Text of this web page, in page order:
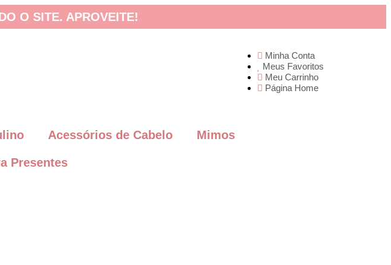
O SITE. APROVEITE!
Minha Conta
Meus Favoritos
Meu Carrinho
Página Home
Acessórios de Cabelo Mimos
Presentes